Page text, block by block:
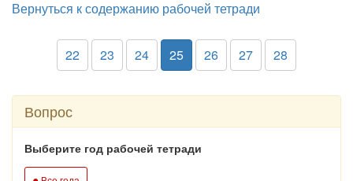
Вернуться к содержанию рабочей тетради
22 23 24 25 26 27 28
Вопрос
Выберите год рабочей тетради